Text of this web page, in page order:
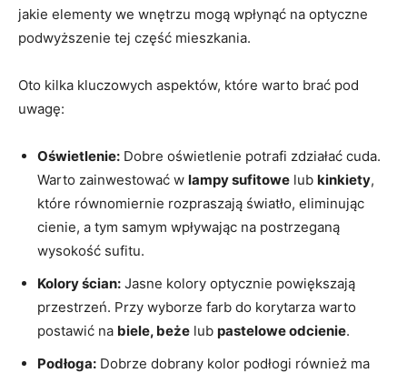
jakie elementy we wnętrzu mogą wpłynąć na optyczne
podwyższenie tej część mieszkania.
Oto kilka kluczowych aspektów, które warto brać pod
uwagę:
Oświetlenie: Dobre oświetlenie potrafi zdziałać cuda.
Warto zainwestować w lampy sufitowe lub kinkiety,
które równomiernie rozpraszają światło, eliminując
cienie, a tym samym wpływając na postrzeganą
wysokość sufitu.
Kolory ścian: Jasne kolory optycznie powiększają
przestrzeń. Przy wyborze farb do korytarza warto
postawić na biele, beże lub pastelowe odcienie.
Podłoga: Dobrze dobrany kolor podłogi również ma